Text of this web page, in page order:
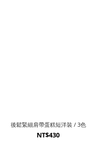
後鬆緊細肩帶蛋糕短洋裝 / 3色
NT$430